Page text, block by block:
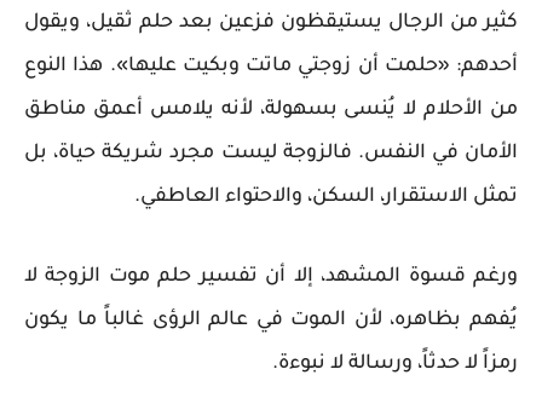
كثير من الرجال يستيقظون فزعين بعد حلم ثقيل، ويقول
أحدهم: «حلمت أن زوجتي ماتت وبكيت عليها». هذا النوع
من الأحلام لا يُنسى بسهولة، لأنه يلامس أعمق مناطق
الأمان في النفس. فالزوجة ليست مجرد شريكة حياة، بل
تمثل الاستقرار، السكن، والاحتواء العاطفي.
ورغم قسوة المشهد، إلا أن تفسير حلم موت الزوجة لا
يُفهم بظاهره، لأن الموت في عالم الرؤى غالباً ما يكون
رمزاً لا حدثاً، ورسالة لا نبوءة.